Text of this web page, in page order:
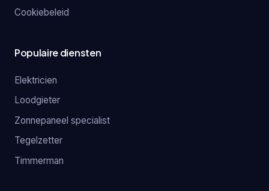
Cookiebeleid
Populaire diensten
Elektricien
Loodgieter
Zonnepaneel specialist
Tegelzetter
Timmerman